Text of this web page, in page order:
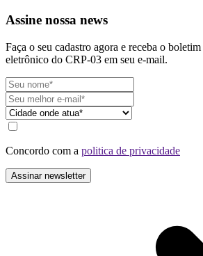
Assine nossa news
Faça o seu cadastro agora e receba o boletim
eletrônico do CRP-03 em seu e-mail.
Concordo com a politica de privacidade